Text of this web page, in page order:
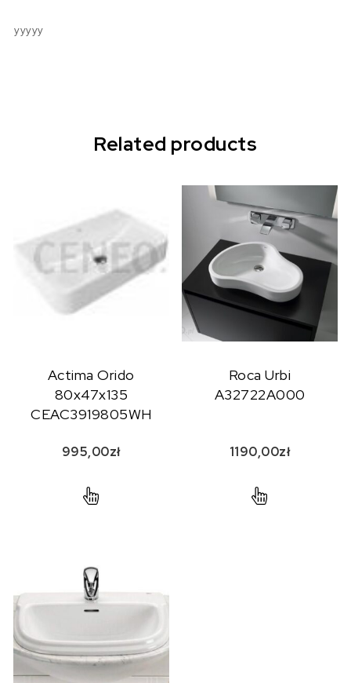
yyyyy
Related products
Actima Orido
80x47x135
CEAC3919805WH
995,00zł
Roca Urbi
A32722A000
1190,00zł